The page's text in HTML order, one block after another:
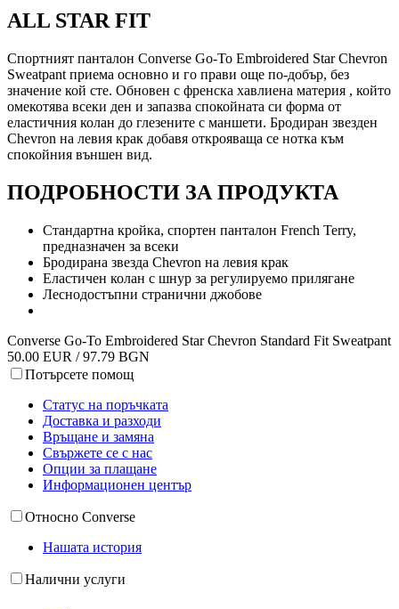
ALL STAR FIT
Спортният панталон Converse Go-To Embroidered Star Chevron
Sweatpant приема основно и го прави още по-добър, без
значение кой сте. Обновен с френска хавлиена материя , който
омекотява всеки ден и запазва спокойната си форма от
еластичния колан до глезените с маншети. Бродиран звезден
Chevron на левия крак добавя открояваща се нотка към
спокойния външен вид.
ПОДРОБНОСТИ ЗА ПРОДУКТА
Стандартна кройка, спортен панталон French Terry,
предназначен за всеки
Бродирана звезда Chevron на левия крак
Еластичен колан с шнур за регулируемо прилягане
Леснодостъпни странични джобове
Converse Go-To Embroidered Star Chevron Standard Fit Sweatpant
50.00 EUR / 97.79 BGN
Потърсете помощ
Статус на поръчката
Доставка и разходи
Връщане и замяна
Свържете се с нас
Опции за плащане
Информационен център
Относно Converse
Нашата история
Налични услуги